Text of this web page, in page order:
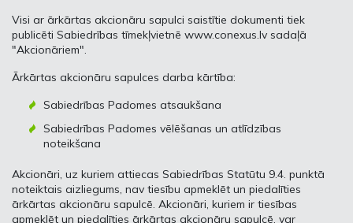
Visi ar ārkārtas akcionāru sapulci saistītie dokumenti tiek
publicēti Sabiedrības tīmekļvietnē www.conexus.lv sadaļā
"Akcionāriem".
Ārkārtas akcionāru sapulces darba kārtība:
Sabiedrības Padomes atsaukšana
Sabiedrības Padomes vēlēšanas un atlīdzības
noteikšana
Akcionāri, uz kuriem attiecas Sabiedrības Statūtu 9.4. punktā
noteiktais aizliegums, nav tiesību apmeklēt un piedalīties
ārkārtas akcionāru sapulcē. Akcionāri, kuriem ir tiesības
apmeklēt un piedalīties ārkārtas akcionāru sapulcē, var